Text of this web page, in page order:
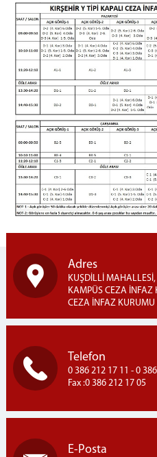
Kapalı Görüş Günleri
Açık Görüş Günleri
İLETİŞİM
Adres
KUŞDİLLİ
KAMPÜS CEZA İNFAZ
CEZA İNFAZ KURUMU
Telefon
0 386 212 17 11 - 0
Fax :0 386 212 17 05
E-Posta